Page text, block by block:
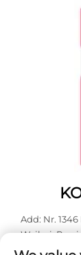
Add: Nr.
Weihai,